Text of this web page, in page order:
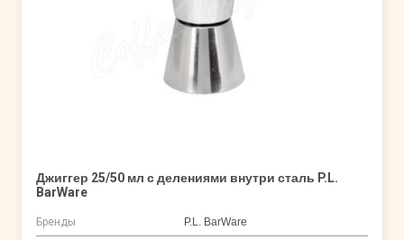
Джиггер 25/50 мл с делениями внутри сталь P.L.
BarWare
Бренды P.L. BarWare